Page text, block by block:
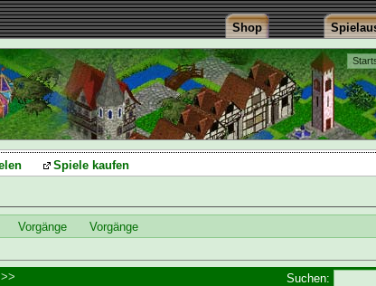
Shop
Spiele kaufen
Vorgänge Vorgänge
Suchen:
>>